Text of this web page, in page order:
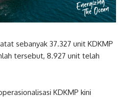
sebanyak 37.327 unit KDKMP
tersebut, 8.927 unit telah
KDKMP kini